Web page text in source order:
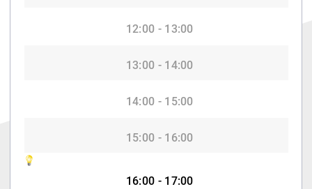
12:00 - 13:00
13:00 - 14:00
14:00 - 15:00
15:00 - 16:00
16:00 - 17:00